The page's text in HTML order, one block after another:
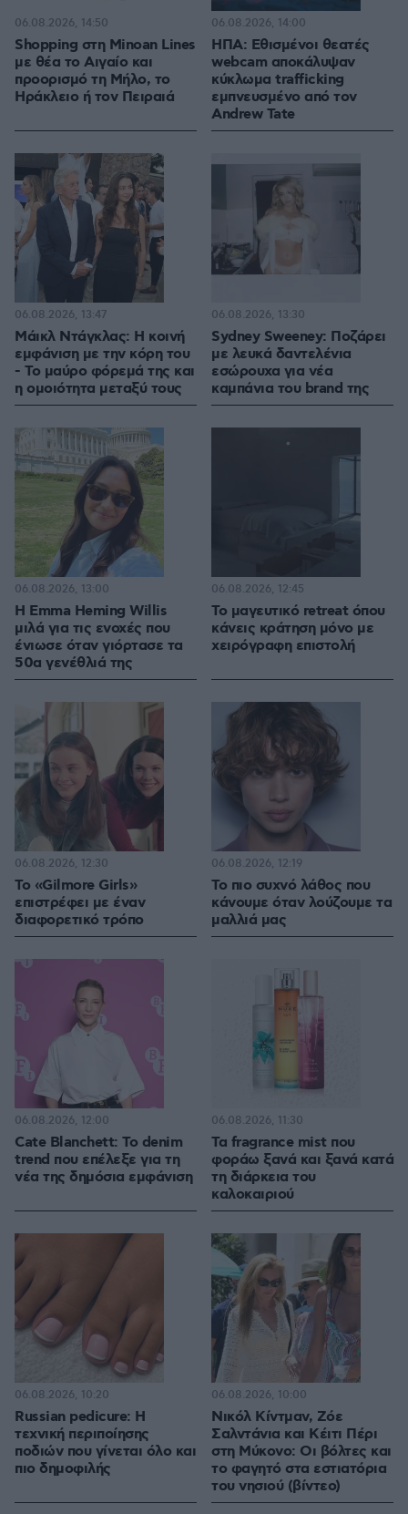
Shopping στη Minoan Lines
με θέα το Αιγαίο και
προορισμό τη Μήλο, το
Ηράκλειο ή τον Πειραιά
06.08.2026, 14:50
ΗΠΑ: Εθισμένοι θεατές
webcam αποκάλυψαν
κύκλωμα trafficking
εμπνευσμένο από τον
Andrew Tate
06.08.2026, 14:00
Μάικλ Ντάγκλας: Η κοινή
εμφάνιση με την κόρη του
- Το μαύρο φόρεμά της και
η ομοιότητα μεταξύ τους
06.08.2026, 13:47
Sydney Sweeney: Ποζάρει
με λευκά δαντελένια
εσώρουχα για νέα
καμπάνια του brand της
06.08.2026, 13:30
H Emma Heming Willis
μιλά για τις ενοχές που
ένιωσε όταν γιόρτασε τα
50α γενέθλιά της
06.08.2026, 13:00
Το μαγευτικό retreat όπου
κάνεις κράτηση μόνο με
χειρόγραφη επιστολή
06.08.2026, 12:45
Το «Gilmore Girls»
επιστρέφει με έναν
διαφορετικό τρόπο
06.08.2026, 12:30
Το πιο συχνό λάθος που
κάνουμε όταν λούζουμε τα
μαλλιά μας
06.08.2026, 12:19
Cate Blanchett: Το denim
trend που επέλεξε για τη
νέα της δημόσια εμφάνιση
06.08.2026, 12:00
Τα fragrance mist που
φοράω ξανά και ξανά κατά
τη διάρκεια του
καλοκαιριού
06.08.2026, 11:30
Russian pedicure: Η
τεχνική περιποίησης
ποδιών που γίνεται όλο και
πιο δημοφιλής
06.08.2026, 10:20
Νικόλ Κίντμαν, Ζόε
Σαλντάνια και Κέιτι Πέρι
στη Μύκονο: Οι βόλτες και
το φαγητό στα εστιατόρια
του νησιού (βίντεο)
06.08.2026, 10:00